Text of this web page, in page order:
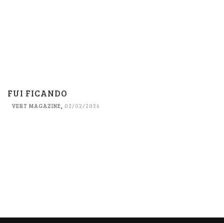
FUI FICANDO
VERT MAGAZINE, 02/02/2026